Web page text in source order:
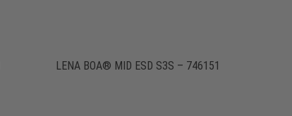
LENA BOA® MID ESD S3S – 746151